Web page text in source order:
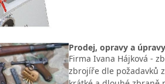
Prodej, opravy a
Firma Ivana Hájková -
zbrojíře dle požadavků